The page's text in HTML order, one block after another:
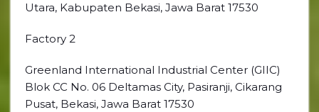
Utara, Kabupaten Bekasi, Jawa Barat 17530
Factory 2
Greenland International Industrial Center (GIIC)
Blok CC No. 06 Deltamas City, Pasiranji, Cikarang
Pusat, Bekasi, Jawa Barat 17530